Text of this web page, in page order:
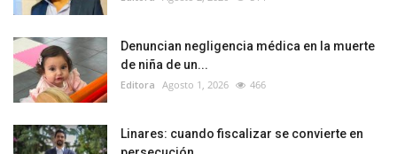
Denuncian negligencia médica en la muerte
de niña de un...
Editora Agosto 1, 2026 466
Linares: cuando fiscalizar se convierte en